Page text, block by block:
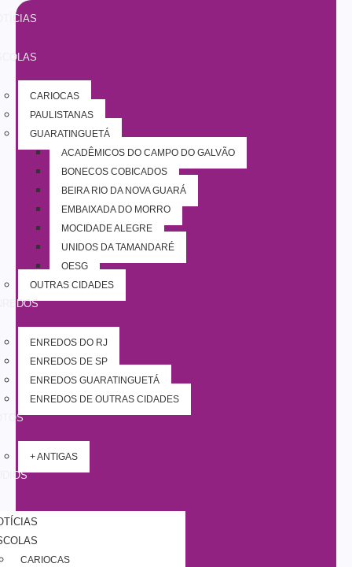
CARIOCAS
PAULISTANAS
GUARATINGUETÁ
ACADÊMICOS DO CAMPO DO GALVÃO
BONECOS COBIÇADOS
BEIRA RIO DA NOVA GUARÁ
EMBAIXADA DO MORRO
MOCIDADE ALEGRE
UNIDOS DA TAMANDARÉ
OESG
OUTRAS CIDADES
ENREDOS DO RJ
ENREDOS DE SP
ENREDOS GUARATINGUETÁ
ENREDOS DE OUTRAS CIDADES
+ ANTIGAS
CARIOCAS